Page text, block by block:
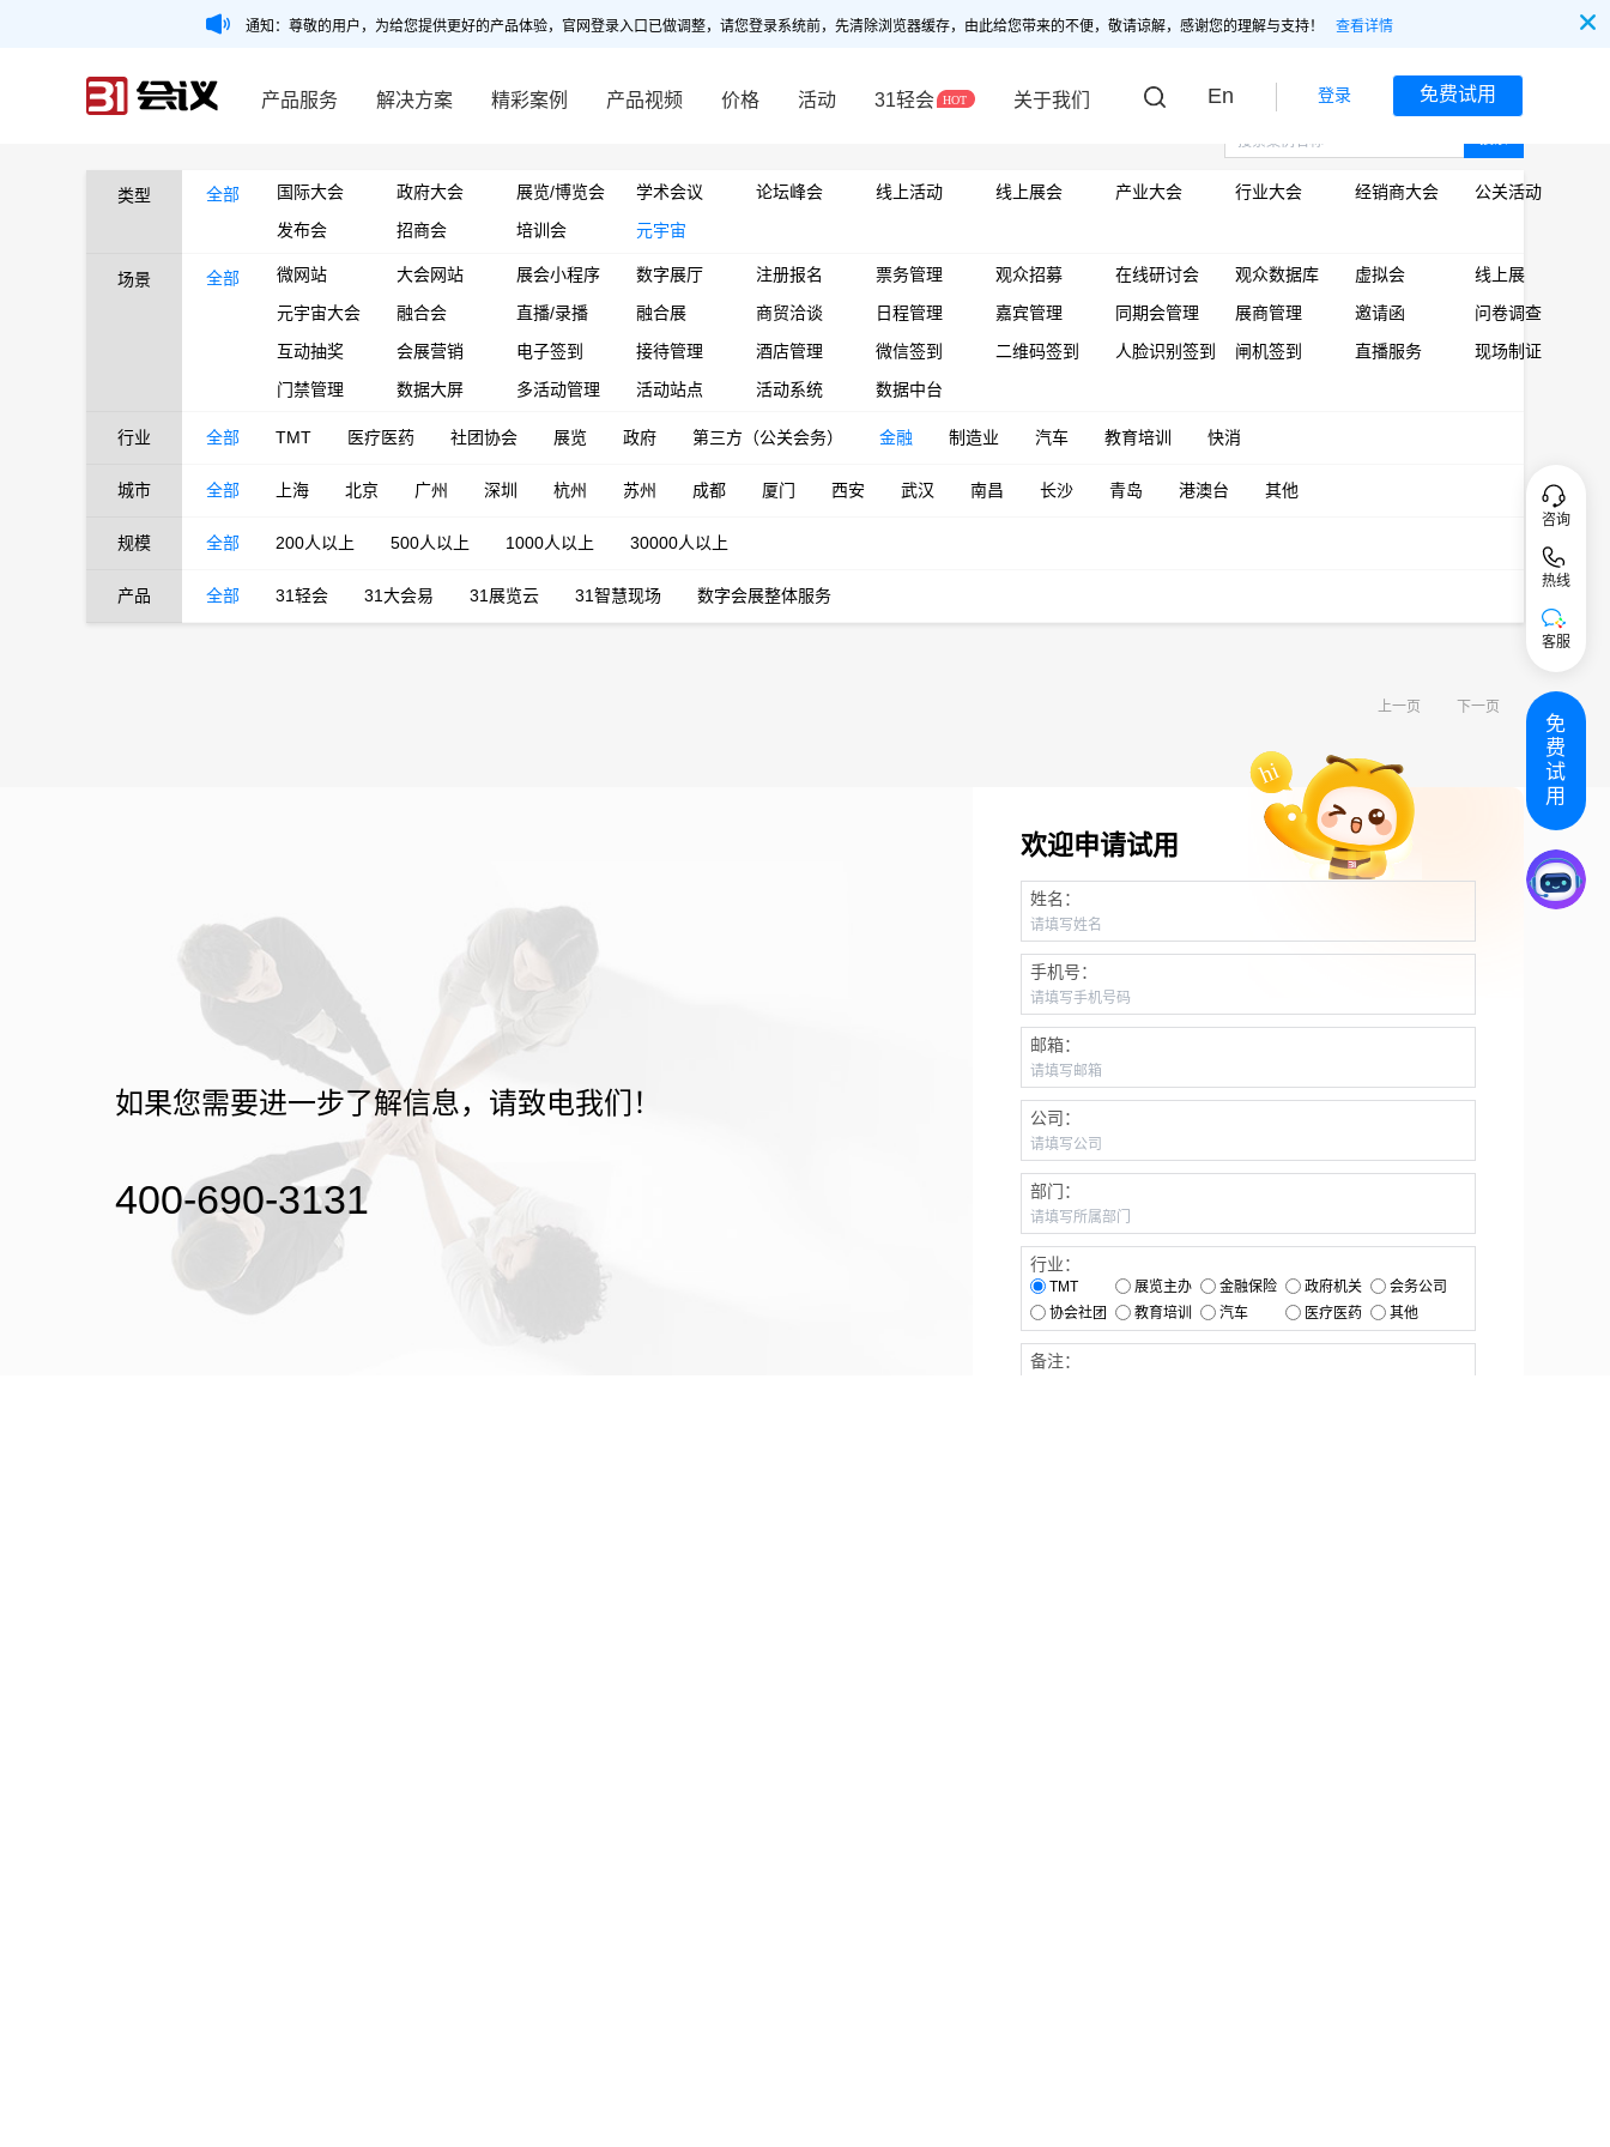
通知：尊敬的用户，为给您提供更好的产品体验，官网登录入口已做调整，请您登录系统前，先清除浏览器缓存，由此给您带来的不便，敬请谅解，感谢您的理解与支持！ 查看详情
产品服务 解决方案 精彩案例 产品视频 价格 活动 31轻会 关于我们 En 登录 免费试用
类型 全部 国际大会 政府大会 展览/博览会 学术会议 论坛峰会 线上活动 线上展会 产业大会 行业大会 经销商大会
公关活动
发布会
招商会 培训会 元宇宙
场景 全部 微网站 大会网站 展会小程序 数字展厅 注册报名 票务管理 观众招募 在线研讨会 观众数据库 虚拟会
线上展
元宇宙大会
融合会 直播/录播 融合展 商贸洽谈 日程管理 嘉宾管理 同期会管理 展商管理 邀请函
问卷调查
互动抽奖
会展营销 电子签到 接待管理 酒店管理 微信签到 二维码签到 人脸识别签到 闸机签到 直播服务
现场制证
门禁管理
数据大屏 多活动管理 活动站点 活动系统 数据中台
行业 全部 TMT 医疗医药 社团协会 展览 政府 第三方（公关会务） 金融 制造业 汽车 教育培训 快消
城市 全部 上海 北京 广州 深圳 杭州 苏州 成都 厦门 西安 武汉 南昌 长沙 青岛 港澳台 其他
规模 全部 200人以上 500人以上 1000人以上 30000人以上
产品 全部 31轻会 31大会易 31展览云 31智慧现场 数字会展整体服务
上一页 下一页
如果您需要进一步了解信息，请致电我们！
400-690-3131
欢迎申请试用
姓名：
手机号：
邮箱：
公司：
部门：
行业：
TMT 展览主办 金融保险 政府机关
会务公司
协会社团
教育培训 汽车 医疗医药 其他
备注：
咨询
热线
客服
免
费
试
用